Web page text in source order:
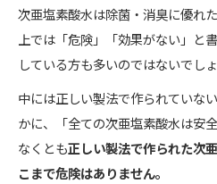
次亜塩素酸水は除菌・消臭に優れ
上では「危険」「効果がない」と
している方も多いのではないでしょ
中には正しい製法で作られていな
かに、「全ての次亜塩素酸水は安
なくとも正しい製法で作られた次
こまで危険はありません。